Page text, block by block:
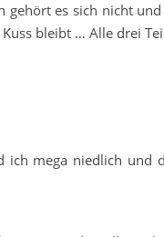
gehört es sich nicht
bleibt … Alle drei
ich mega niedlich und